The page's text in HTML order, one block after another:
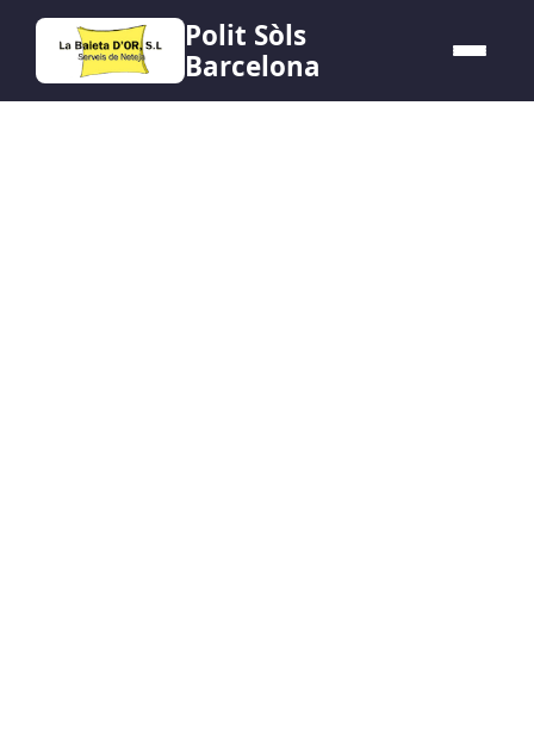
Polit Sòls
Barcelona